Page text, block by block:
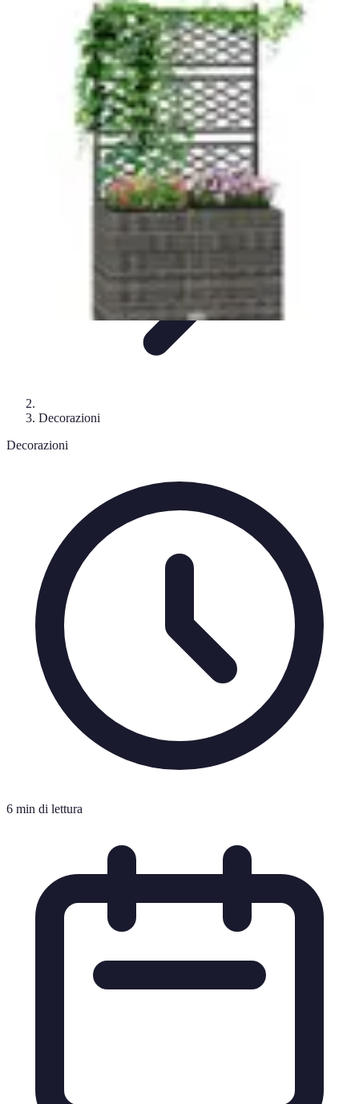
Fai da Te Creativo
Rinnovamento SpaziCreativitàTutorialDecorazioniRinnovamento
Fai da Te Creativo
Decorazioni
Decorazioni
6 min di lettura